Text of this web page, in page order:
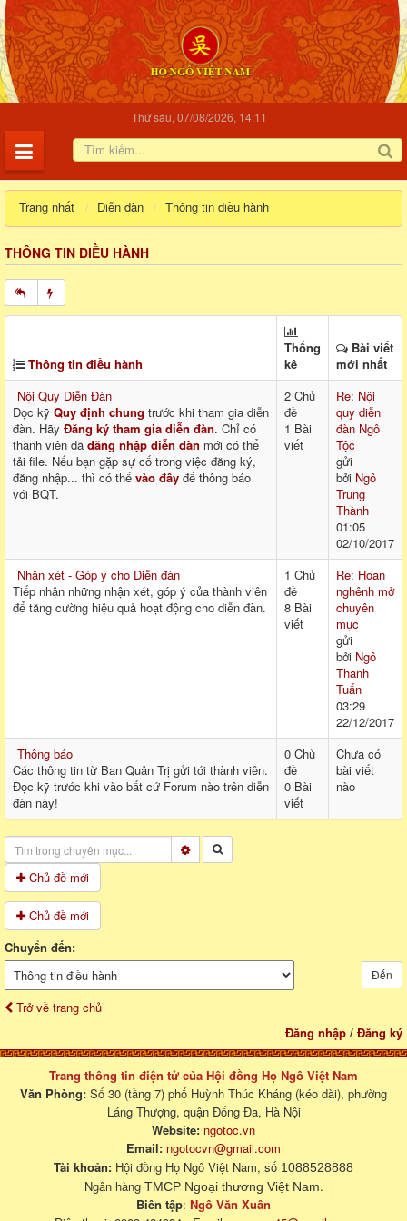
Thứ sáu, 07/08/2026, 14:11
Trang nhất Diễn đàn Thông tin điều hành
THÔNG TIN ĐIỀU HÀNH
Thông tin điều hành
Thống
kê
Bài viết
mới nhất
Nội Quy Diễn Đàn
Đọc kỹ Quy định chung trước khi tham gia diễn
đàn. Hãy Đăng ký tham gia diễn đàn. Chỉ có
thành viên đã đăng nhập diễn đàn mới có thể
tải file. Nếu bạn gặp sự cố trong việc đăng ký,
đăng nhập... thì có thể vào đây để thông báo
với BQT.
2 Chủ
đề
1 Bài
viết
Re: Nội
quy diễn
đàn Ngô
Tộc
gửi
bởi Ngô
Trung
Thành
01:05
02/10/2017
Nhận xét - Góp ý cho Diễn đàn
Tiếp nhận những nhận xét, góp ý của thành viên
để tăng cường hiệu quả hoạt động cho diễn đàn.
1 Chủ
đề
8 Bài
viết
Re: Hoan
nghênh mở
chuyên
mục
gửi
bởi Ngô
Thanh
Tuấn
03:29
22/12/2017
Thông báo
Các thông tin từ Ban Quản Trị gửi tới thành viên.
Đọc kỹ trước khi vào bất cứ Forum nào trên diễn
đàn này!
0 Chủ
đề
0 Bài
viết
Chưa có
bài viết
nào
Chủ đề mới
Chủ đề mới
Chuyển đến:
Đến
Trở về trang chủ
Đăng nhập / Đăng ký
Trang thông tin điện tử của Hội đồng Họ Ngô Việt Nam
Văn Phòng: Số 30 (tầng 7) phố Huỳnh Thúc Kháng (kéo dài), phường
Láng Thượng, quận Đống Đa, Hà Nội
Website: ngotoc.vn
Email: ngotocvn@gmail.com
Tài khoản: Hội đồng Họ Ngô Việt Nam, số 1088528888
Ngân hàng TMCP Ngoại thương Việt Nam.
Biên tập: Ngô Văn Xuân